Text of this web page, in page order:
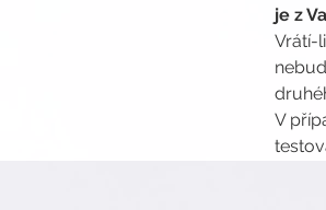
je z
Vrátí-
V